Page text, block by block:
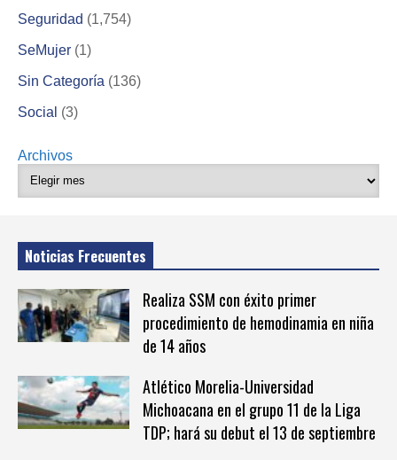
Seguridad (1,754)
SeMujer (1)
Sin Categoría (136)
Social (3)
Archivos
Noticias Frecuentes
Realiza SSM con éxito primer
procedimiento de hemodinamia en niña
de 14 años
Atlético Morelia-Universidad
Michoacana en el grupo 11 de la Liga
TDP; hará su debut el 13 de septiembre